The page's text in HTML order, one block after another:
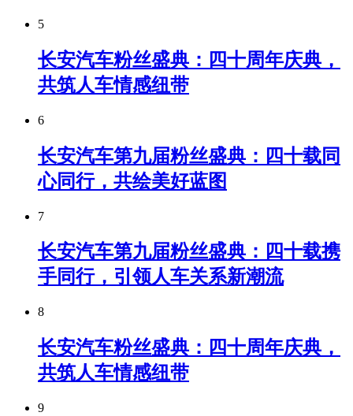
5
长安汽车粉丝盛典：四十周年庆典，
共筑人车情感纽带
6
长安汽车第九届粉丝盛典：四十载同
心同行，共绘美好蓝图
7
长安汽车第九届粉丝盛典：四十载携
手同行，引领人车关系新潮流
8
长安汽车粉丝盛典：四十周年庆典，
共筑人车情感纽带
9